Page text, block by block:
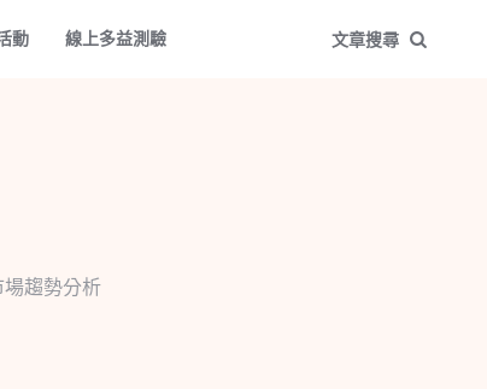
動 線上多益測驗 文章搜尋
趨勢分析